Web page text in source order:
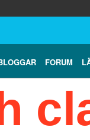
FORUM